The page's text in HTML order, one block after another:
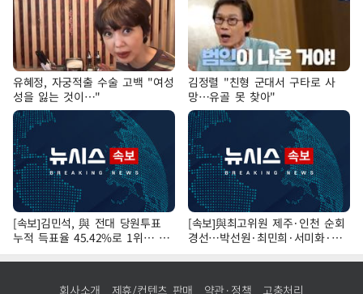
유혜정, 자궁적출 수술 고백 "여성
성을 잃는 것이…"
김정렬 "친형 군대서 구타로 사
망…유골 못 찾아"
[속보]김민석, 與 전대 당원투표
누적 득표율 45.42%로 1위… 정
청래 44.56%
[속보]與최고위원 제주·인천 순회
경선…박선원·최민희·서미화·한
민수·김용 순
회사소개 제휴/컨텐츠 판매 약관·정책 고충처리